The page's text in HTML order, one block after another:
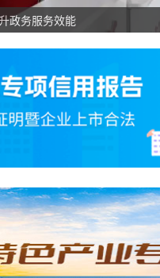
政务服务效能